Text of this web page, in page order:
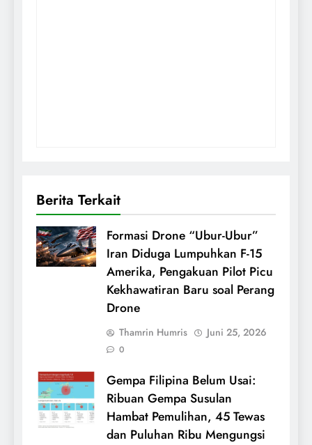
Berita Terkait
Formasi Drone “Ubur-Ubur”
Iran Diduga Lumpuhkan F-15
Amerika, Pengakuan Pilot Picu
Kekhawatiran Baru soal Perang
Drone
Thamrin Humris Juni 25, 2026
0
Gempa Filipina Belum Usai:
Ribuan Gempa Susulan
Hambat Pemulihan, 45 Tewas
dan Puluhan Ribu Mengungsi